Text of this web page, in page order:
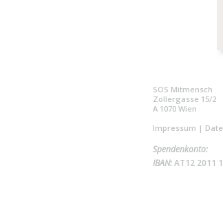
SOS Mitmensch
Zollergasse 15/2
A 1070 Wien
Impressum |
Spendenkonto:
IBAN:AT12 2011